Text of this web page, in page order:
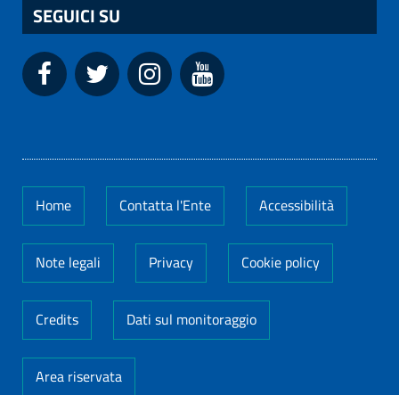
SEGUICI SU
Home Contatta l'Ente Accessibilità
Note legali Privacy Cookie policy
Credits Dati sul monitoraggio
Area riservata